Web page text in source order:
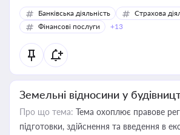
Банківська діяльність
Страхова
Фінансові послуги
+13
Земельні відносини у
Про що тема: Тема охоплює правове
підготовки, здійснення та введення в